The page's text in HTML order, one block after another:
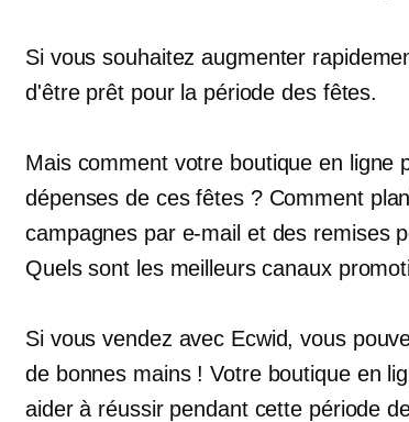
Si vous souhaitez augmenter
d'être prêt pour la période des fêtes.
Mais comment votre boutique en ligne
dépenses de ces fêtes ? Comment
campagnes par e-mail et des remises
Quels sont les meilleurs canaux
Si vous vendez avec Ecwid, vous
de bonnes mains ! Votre boutique en
aider à réussir pendant cette période